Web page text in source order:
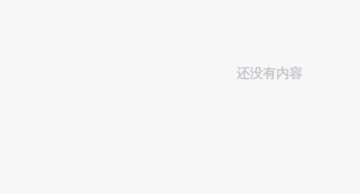
还没有内容